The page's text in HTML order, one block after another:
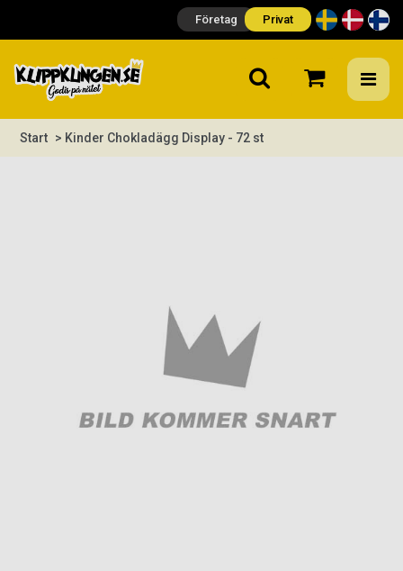
Företag Privat
Start > Kinder Chokladägg Display - 72 st